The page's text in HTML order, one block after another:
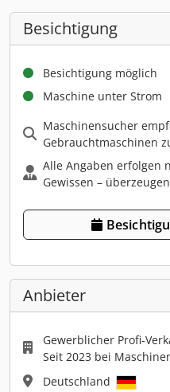
Besichtigung
Besichtigung möglich
Maschine unter Strom
Maschinensucher
Gebrauchtmaschinen
Alle Angaben erfolgen
Gewissen –
Anbieter
Gewerblicher Profi-
Seit 2023 bei
Deutschland